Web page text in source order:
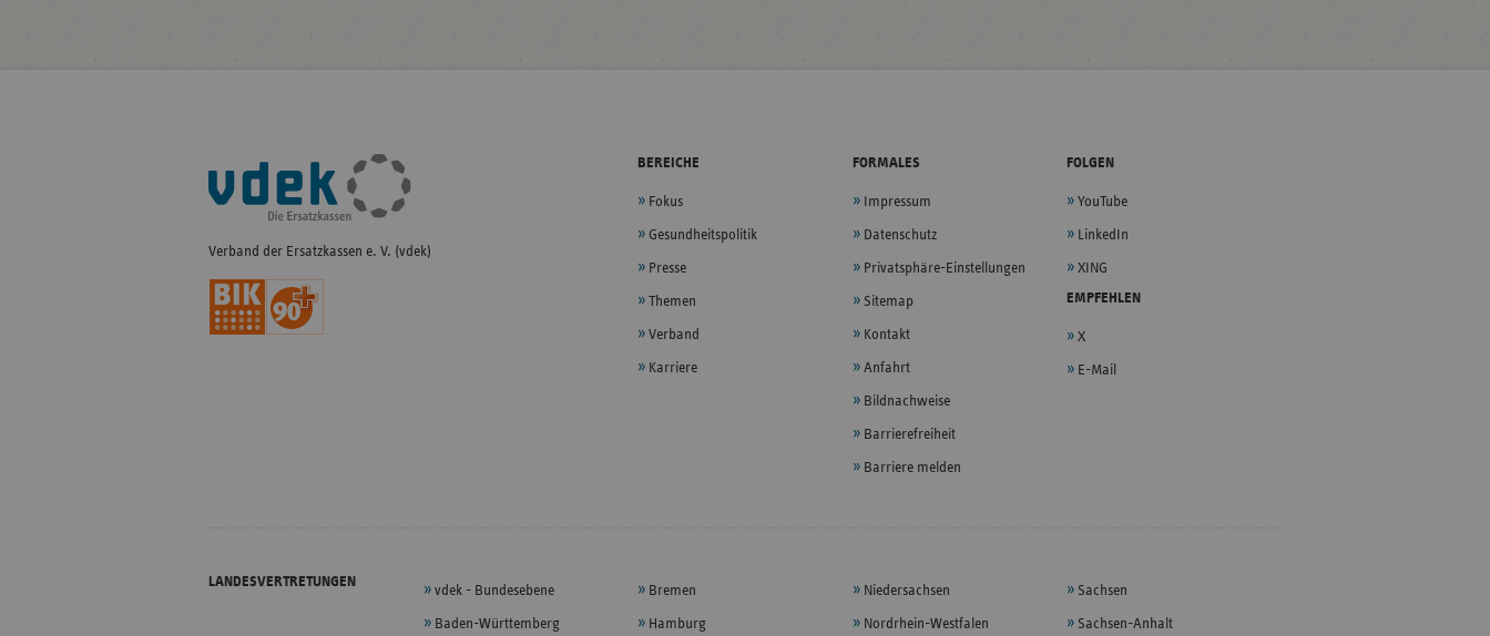
Fußleisten-
Navigation
Verband der Ersatzkassen e. V. (vdek)
BEREICHE
Fokus
Gesundheitspolitik
Presse
Themen
Verband
Karriere
FORMALES
Impressum
Datenschutz
Privatsphäre-Einstellungen
Sitemap
Kontakt
Anfahrt
Bildnachweise
Barrierefreiheit
Barriere melden
FOLGEN
YouTube
LinkedIn
XING
EMPFEHLEN
X
E-Mail
LANDESVERTRETUNGEN
vdek - Bundesebene
Baden-Württemberg
Bremen
Hamburg
Niedersachsen
Nordrhein-Westfalen
Sachsen
Sachsen-Anhalt